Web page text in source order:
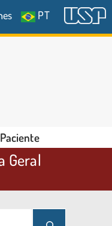
PT
Paciente
Geral